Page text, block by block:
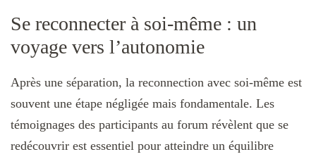
Se reconnecter à soi-même : un
voyage vers l’autonomie
Après une séparation, la reconnection avec soi-même est
souvent une étape négligée mais fondamentale. Les
témoignages des participants au forum révèlent que se
redécouvrir est essentiel pour atteindre un équilibre